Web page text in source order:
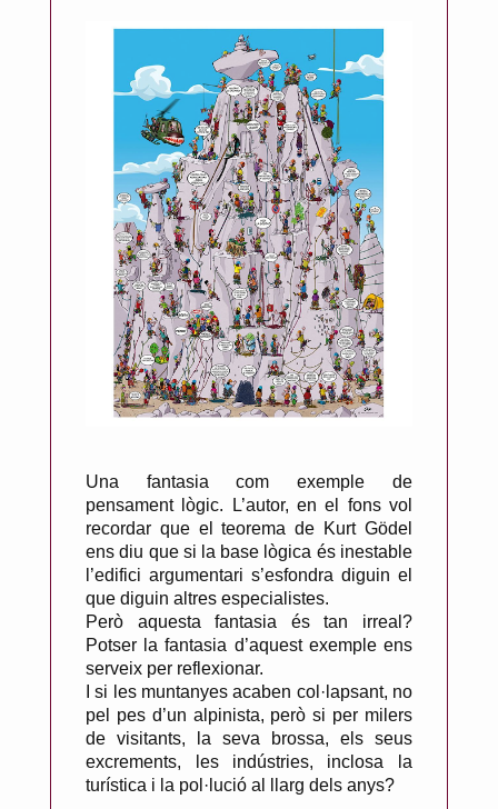
Una fantasia com exemple de
pensament lògic. L’autor, en el fons vol
recordar que el teorema de Kurt Gödel
ens diu que si la base lògica és inestable
l’edifici argumentari s’esfondra diguin el
que diguin altres especialistes.
Però aquesta fantasia és tan irreal?
Potser la fantasia d’aquest exemple ens
serveix per reflexionar.
I si les muntanyes acaben col·lapsant, no
pel pes d’un alpinista, però si per milers
de visitants, la seva brossa, els seus
excrements, les indústries, inclosa la
turística i la pol·lució al llarg dels anys?